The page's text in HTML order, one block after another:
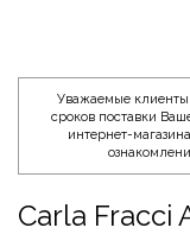
Уважаемые
сроков поставки
интернет-
Carla Fracci